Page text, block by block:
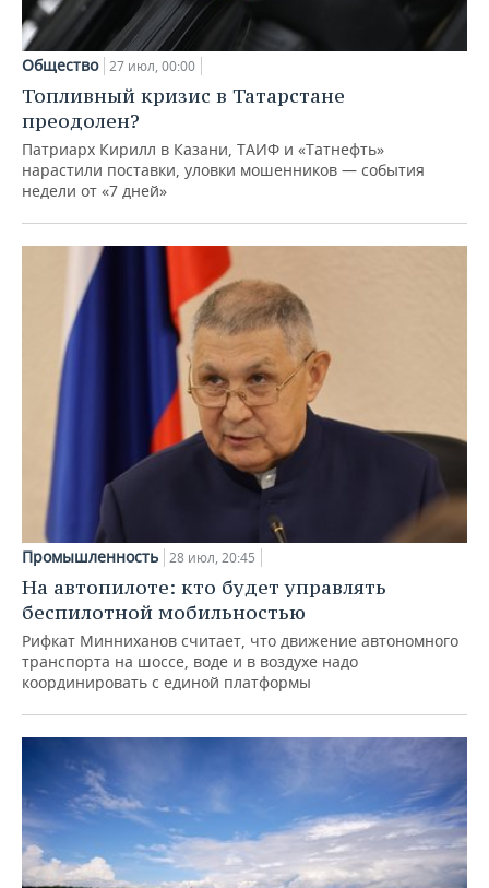
Общество 27 июл, 00:00
Топливный кризис в Татарстане
преодолен?
Патриарх Кирилл в Казани, ТАИФ и «Татнефть»
нарастили поставки, уловки мошенников — события
недели от «7 дней»
Промышленность 28 июл, 20:45
На автопилоте: кто будет управлять
беспилотной мобильностью
Рифкат Минниханов считает, что движение автономного
транспорта на шоссе, воде и в воздухе надо
координировать с единой платформы